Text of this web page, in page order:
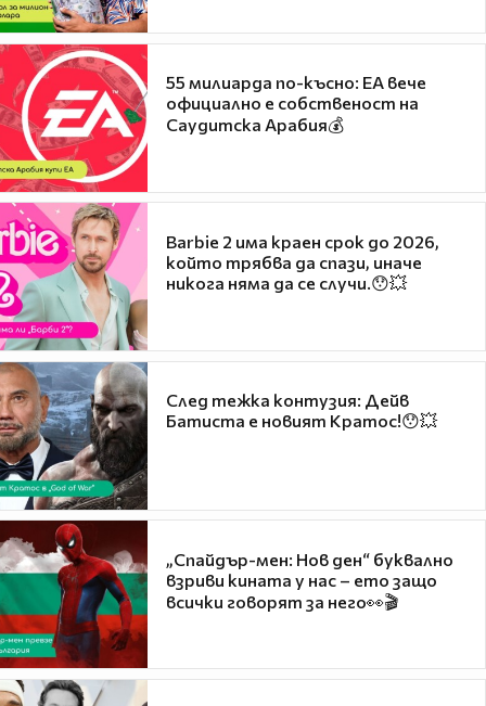
55 милиарда по-късно: EA вече
официално е собственост на
Саудитска Арабия💰
Barbie 2 има краен срок до 2026,
който трябва да спази, иначе
никога няма да се случи.😯💥
След тежка контузия: Дейв
Батиста е новият Кратос!😯💥
„Спайдър-мен: Нов ден“ буквално
взриви кината у нас – ето защо
всички говорят за него👀🎬